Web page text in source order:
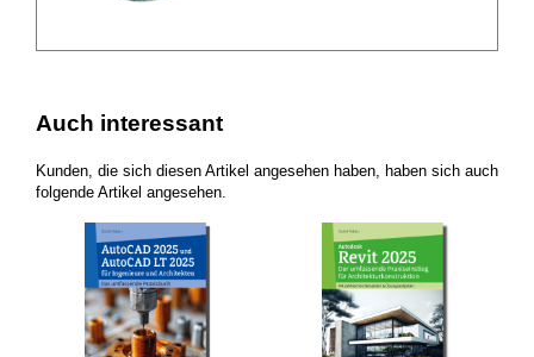
Auch interessant
Kunden, die sich diesen Artikel angesehen haben, haben sich auch
folgende Artikel angesehen.